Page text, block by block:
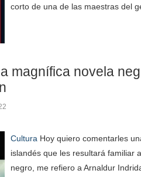
corto de una de las maestras del
magnífica novela
Cultura Hoy quiero comentarles
islandés que les resultará familiar
negro, me refiero a Arnaldur